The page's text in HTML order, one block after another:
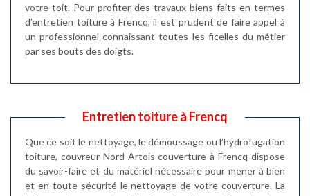
votre toit. Pour profiter des travaux biens faits en termes
d’entretien toiture à Frencq, il est prudent de faire appel à
un professionnel connaissant toutes les ficelles du métier
par ses bouts des doigts.
Entretien toiture à Frencq
Que ce soit le nettoyage, le démoussage ou l’hydrofugation
toiture, couvreur Nord Artois couverture à Frencq dispose
du savoir-faire et du matériel nécessaire pour mener à bien
et en toute sécurité le nettoyage de votre couverture. La